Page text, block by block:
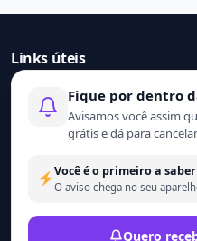
Links úteis
Início
Contato
Sobre nós
Termo de uso
Política de privacidade
© 2021 - 2026 Ler mais.
Fique por dentro
Avisamos você assim
grátis e dá para
Você é o primeiro a saber
O aviso chega no seu
Quero